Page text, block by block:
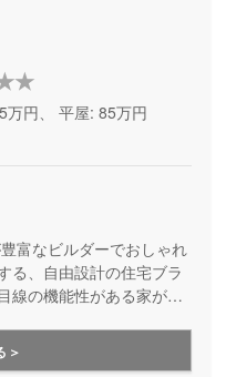
万円、 平屋: 85万円
富なビルダーでおしゃれ
る、自由設計の住宅ブラ
線の機能性がある家が得
らし始めてからをしっか
＞